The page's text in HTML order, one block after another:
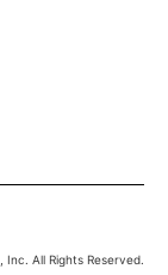
All Rights Reserved.